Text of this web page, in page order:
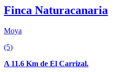
Finca Naturacanaria
Moya
(5)
A 11.6 Km de El Carrizal.